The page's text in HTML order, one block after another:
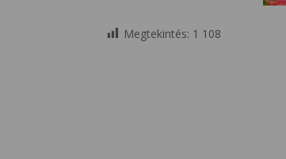
Megtekintés: 1 108